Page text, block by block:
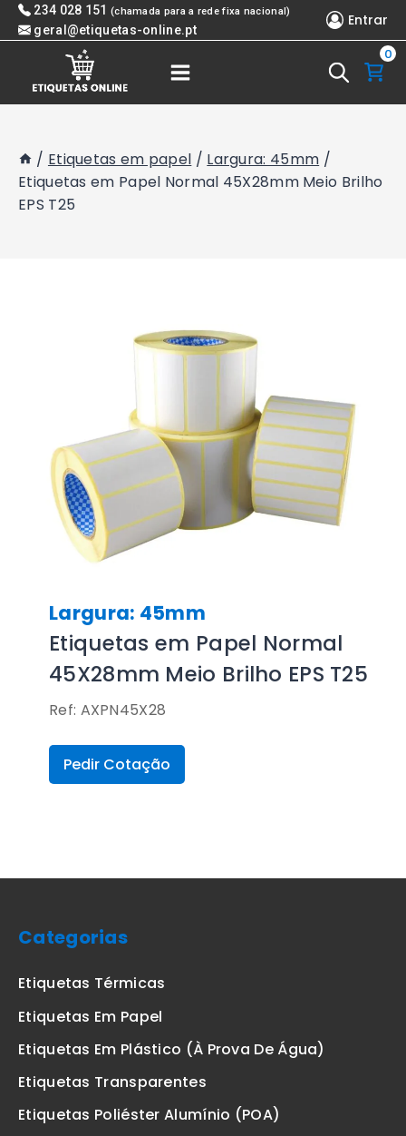
Skip 234 028 151 (chamada para a rede fixa nacional)
geral@etiquetas-online.pt
Entrar
0
/ Etiquetas em papel / Largura: 45mm /
Etiquetas em Papel Normal 45X28mm Meio Brilho
EPS T25
Largura: 45mm
Etiquetas em Papel Normal
45X28mm Meio Brilho EPS T25
Ref: AXPN45X28
Pedir Cotação
Categorias
Etiquetas Térmicas
Etiquetas Em Papel
Etiquetas Em Plástico (à Prova De Água)
Etiquetas Transparentes
Etiquetas Poliéster Alumínio (POA)